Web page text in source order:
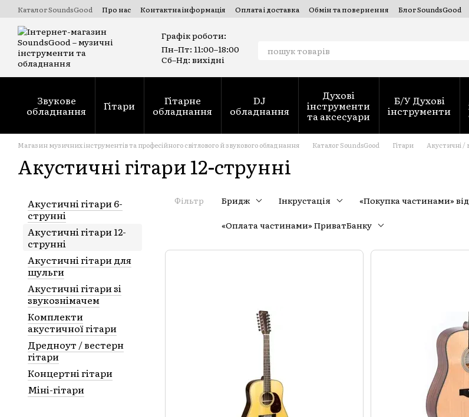
Перейти до основного вмісту
Каталог SoundsGood Про нас Контактна інформація Оплата і доставка Обмін та повернення Блог SoundsGood
Графік роботи:
Пн–Пт: 11:00–18:00
Сб–Нд: вихідні
Звукове
обладнання Гітари Гітарне
обладнання
DJ
обладнання
Духові
інструменти
та аксесуари
Б/У Духові
інструменти
Магазин музичних інструментів та професійного світлового й звукового обладнання Каталог SoundsGood Гітари Акустичні /
Акустичні гітари 12-струнні
Фільтр Бридж Інкрустація «Покупка частинами»
«Оплата частинами» ПриватБанку
Акустичні гітари 6-
струнні
Акустичні гітари 12-
струнні
Акустичні гітари для
шульги
Акустичні гітари зі
звукознімачем
Комплекти
акустичної гітари
Дредноут / вестерн
гітари
Концертні гітари
Міні-гітари